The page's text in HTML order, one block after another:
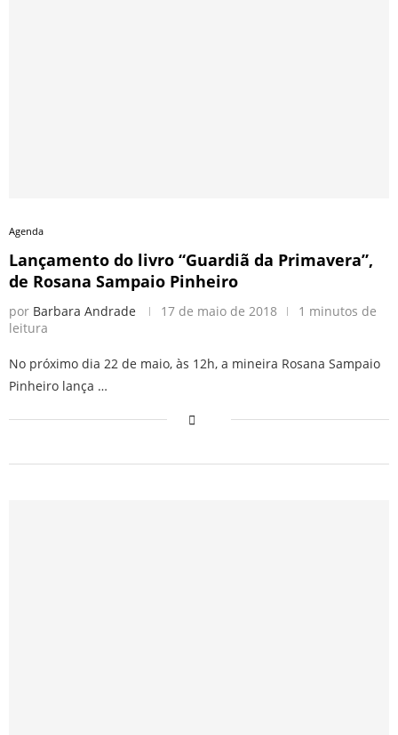
Agenda
Lançamento do livro “Guardiã da Primavera”,
de Rosana Sampaio Pinheiro
por Barbara Andrade 17 de maio de 2018
1 minutos de
leitura
No próximo dia 22 de maio, às 12h, a mineira Rosana Sampaio
Pinheiro lança …